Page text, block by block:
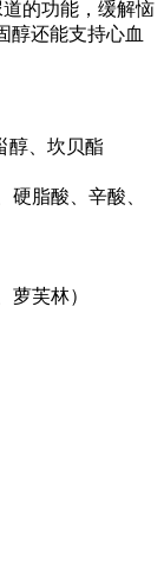
的功能，缓解恼
醇还能支持心血
醇、坎贝酯
硬脂酸、辛酸、
萝芙林）